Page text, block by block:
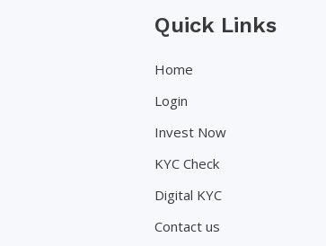
Quick Links
Home
Login
Invest Now
KYC Check
Digital KYC
Contact us